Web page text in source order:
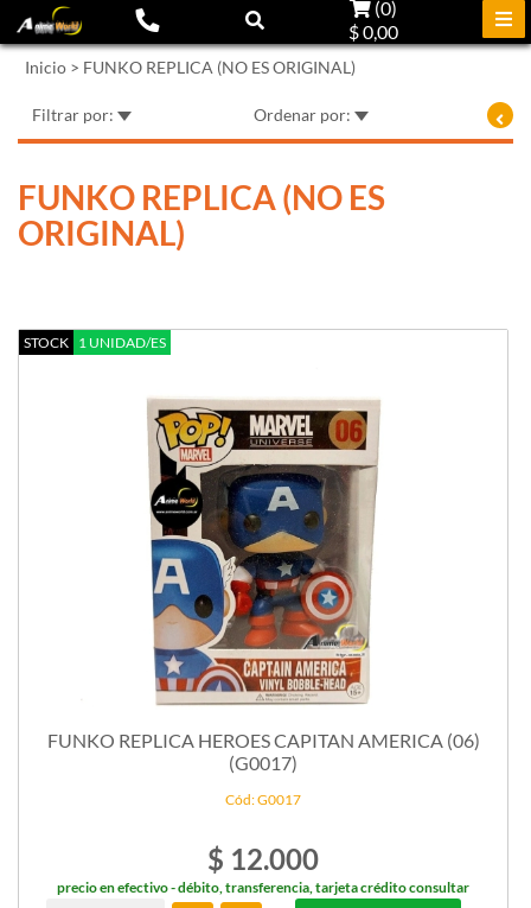
(0)
$ 0,00
Inicio > FUNKO REPLICA (NO ES ORIGINAL)
Filtrar por: Ordenar por:
FUNKO REPLICA (NO ES
ORIGINAL)
STOCK 1 UNIDAD/ES
FUNKO REPLICA HEROES CAPITAN AMERICA (06)
(G0017)
Cód: G0017
$ 12.000
precio en efectivo - débito, transferencia, tarjeta crédito consultar